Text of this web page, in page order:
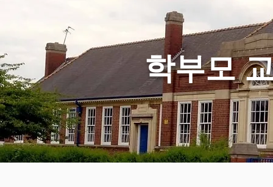
학부모